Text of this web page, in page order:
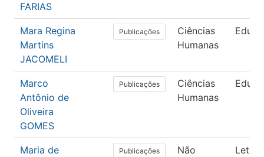
FARIAS
Mara Regina
Martins
JACOMELI
Publicações
Ciências
Humanas
Marco
Antônio de
Oliveira
GOMES
Publicações
Ciências
Humanas
Maria de
Publicações
Não
Letras